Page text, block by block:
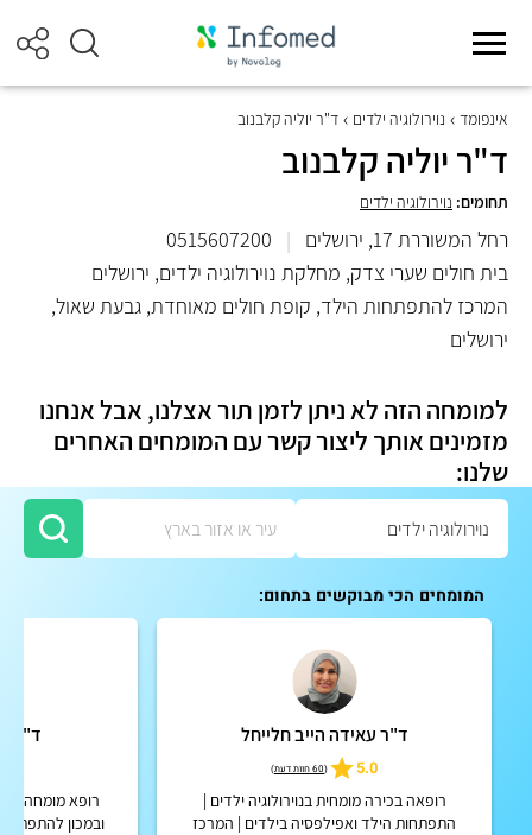
אינפומד נוירולוגיה ילדים ד"ר יוליה קלבנוב
ד"ר יוליה קלבנוב
תחומים: נוירולוגיה ילדים
רחל המשוררת 17, ירושלים |
0515607200
בית חולים שערי צדק, מחלקת נוירולוגיה ילדים, ירושלים
המרכז להתפתחות הילד, קופת חולים מאוחדת, גבעת שאול,
ירושלים
למומחה הזה לא ניתן לזמן תור אצלנו, אבל אנחנו
מזמינים אותך ליצור קשר עם המומחים האחרים
שלנו:
המומחים הכי מבוקשים בתחום:
ד"ר עאידה הייב חלייחל
5.0
(60 חוות דעת )
רופאה בכירה מומחית בנוירולוגיה ילדים |
התפתחות הילד ואפילפסיה בילדים | המרכז
ד"ר
רופא מומחה
ובמכון